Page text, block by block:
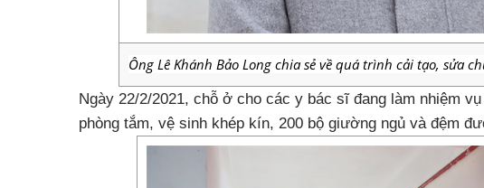
Ông Lê Khánh Bảo Long chia sẻ về quá trình cải tạo, sửa
Ngày 22/2/2021, chỗ ở cho các y bác sĩ đang làm nhiệm
phòng tắm, vệ sinh khép kín, 200 bộ giường ngủ và đệm